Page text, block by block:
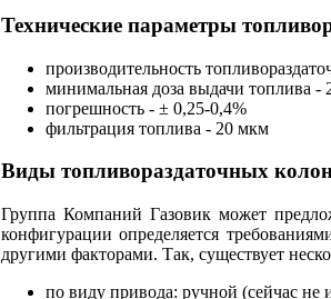
Технические параметры
производительность
минимальная доза выдачи топлива -
погрешность - ± 0,25-0,4%
фильтрация топлива - 20 мкм
Виды топливораздаточных
Группа Компаний Газовик может
конфигурации определяется
другими факторами. Так, существует
по виду привода: ручной (сейчас не